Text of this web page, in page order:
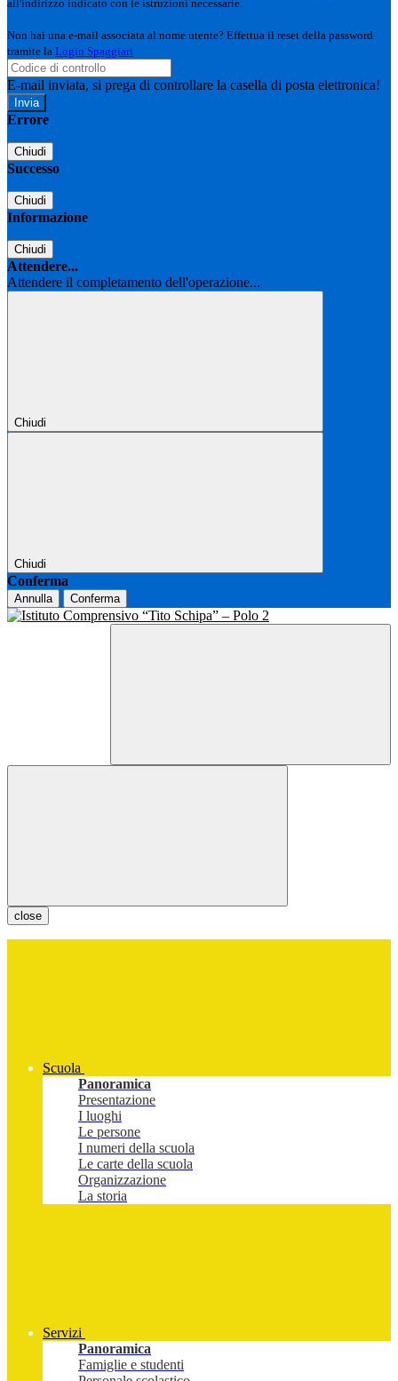
all'indirizzo indicato con le istruzioni necessarie.
Non hai una e-mail associata al nome utente? Effettua il reset della password
tramite la Login Spaggiari
E-mail inviata, si prega di controllare la casella di posta elettronica!
Errore
Chiudi
Successo
Chiudi
Informazione
Chiudi
Attendere...
Attendere il completamento dell'operazione...
Chiudi
Chiudi
Conferma
Annulla Conferma
close
Scuola
Panoramica
Presentazione
I luoghi
Le persone
I numeri della scuola
Le carte della scuola
Organizzazione
La storia
Servizi
Panoramica
Famiglie e studenti